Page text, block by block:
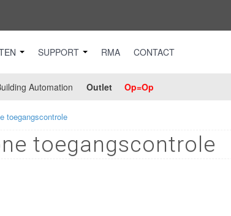
SUPPORT RMA CONTACT
Automation Outlet Op=Op
toegangscontrole
toegangscontrole